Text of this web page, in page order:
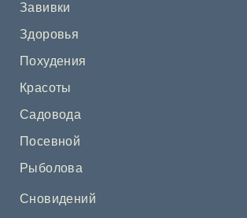
Завивки
Здоровья
Похудения
Красоты
Садовода
Посевной
Рыболова
Сновидений